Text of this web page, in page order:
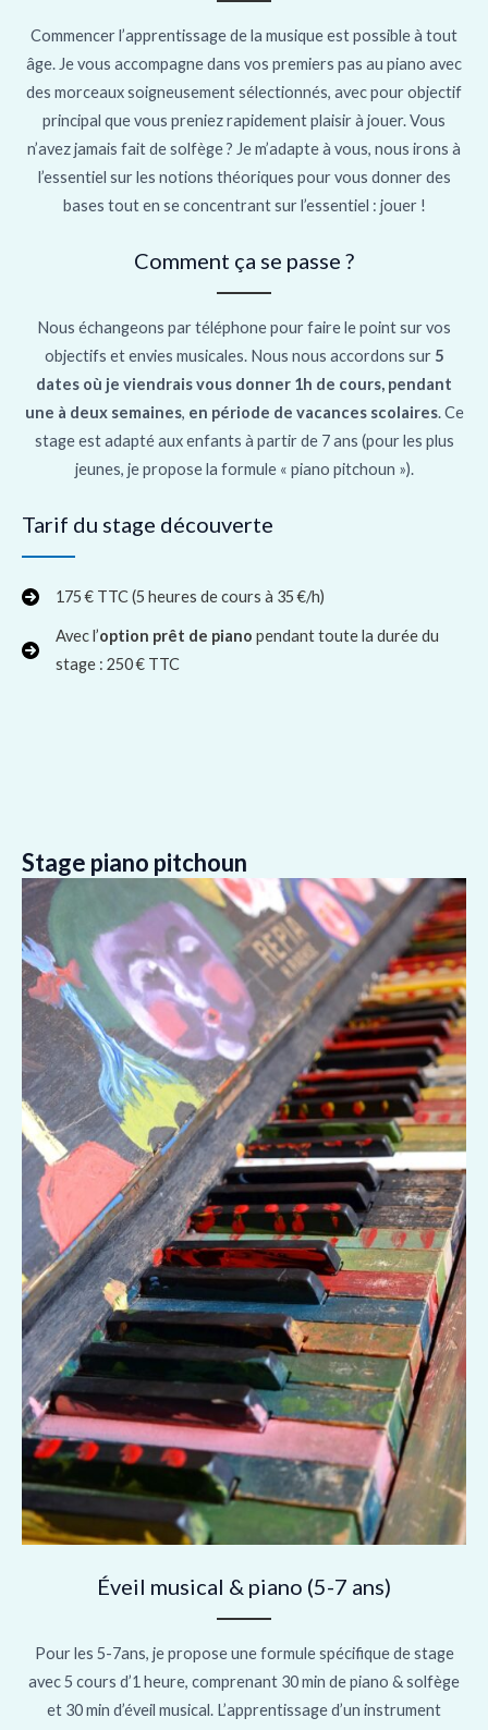
Commencer l’apprentissage de la musique est possible à tout
âge. Je vous accompagne dans vos premiers pas au piano avec
des morceaux soigneusement sélectionnés, avec pour objectif
principal que vous preniez rapidement plaisir à jouer. Vous
n’avez jamais fait de solfège ? Je m’adapte à vous, nous irons à
l’essentiel sur les notions théoriques pour vous donner des
bases tout en se concentrant sur l’essentiel : jouer !
Comment ça se passe ?
Nous échangeons par téléphone pour faire le point sur vos
objectifs et envies musicales. Nous nous accordons sur 5
dates où je viendrais vous donner 1h de cours, pendant
une à deux semaines, en période de vacances scolaires. Ce
stage est adapté aux enfants à partir de 7 ans (pour les plus
jeunes, je propose la formule « piano pitchoun »).
Tarif du stage découverte
175 € TTC (5 heures de cours à 35 €/h)
Avec l’option prêt de piano pendant toute la durée du
stage : 250 € TTC
Stage piano pitchoun
Éveil musical & piano (5-7 ans)
Pour les 5-7ans, je propose une formule spécifique de stage
avec 5 cours d’1 heure, comprenant 30 min de piano & solfège
et 30 min d’éveil musical. L’apprentissage d’un instrument